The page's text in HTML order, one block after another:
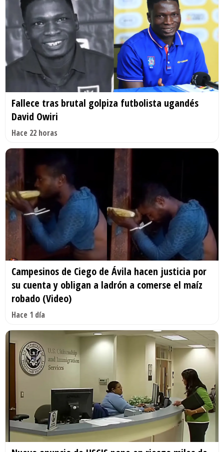
Fallece tras brutal golpiza futbolista ugandés
David Owiri
Hace 22 horas
Campesinos de Ciego de Ávila hacen justicia por
su cuenta y obligan a ladrón a comerse el maíz
robado (Video)
Hace 1 día